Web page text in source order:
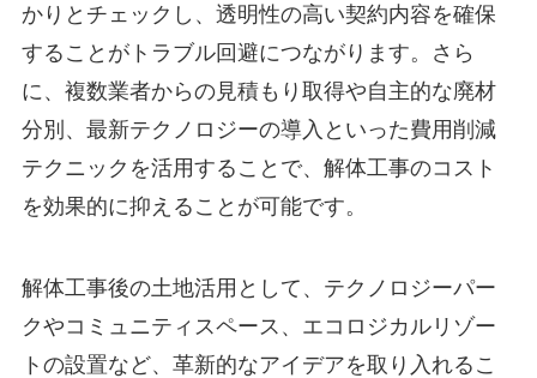
かりとチェックし、透明性の高い契約内容を確保
することがトラブル回避につながります。さら
に、複数業者からの見積もり取得や自主的な廃材
分別、最新テクノロジーの導入といった費用削減
テクニックを活用することで、解体工事のコスト
を効果的に抑えることが可能です。
解体工事後の土地活用として、テクノロジーパー
クやコミュニティスペース、エコロジカルリゾー
トの設置など、革新的なアイデアを取り入れるこ